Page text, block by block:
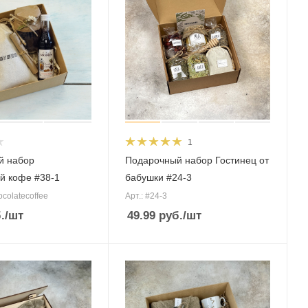
набор
кофе #38-1
/шт
1
Подарочный набор Гостинец от
бабушки #24-3
Арт.: #24-3
49.99 руб./шт